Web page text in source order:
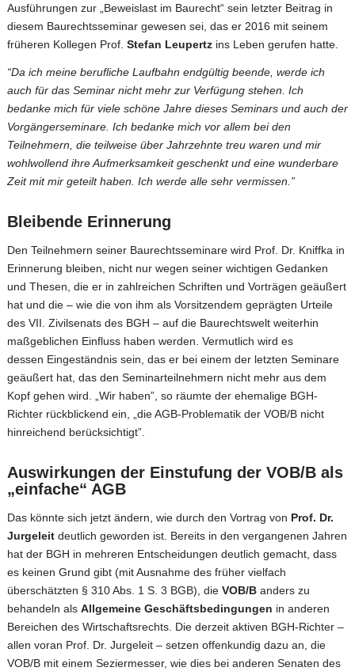
Ausführungen zur „Beweislast im Baurecht“ sein letzter Beitrag in
diesem Baurechtsseminar gewesen sei, das er 2016 mit seinem
früheren Kollegen Prof. Stefan Leupertzins Leben gerufen hatte.
“Da ich meine berufliche Laufbahn endgültig beende, werde ich
auch für das Seminar nicht mehr zur Verfügung stehen. Ich
bedanke mich für viele schöne Jahre dieses Seminars und auch der
Vorgängerseminare. Ich bedanke mich vor allem bei den
Teilnehmern, die teilweise über Jahrzehnte treu waren und mir
wohlwollend ihre Aufmerksamkeit geschenkt und eine wunderbare
Zeit mit mir geteilt haben. Ich werde alle sehr vermissen.”
Bleibende Erinnerung
Den Teilnehmern seiner Baurechtsseminare wird Prof. Dr. Kniffka in
Erinnerung bleiben, nicht nur wegen seiner wichtigen Gedanken
und Thesen, die er in zahlreichen Schriften und Vorträgen geäußert
hat und die – wie die von ihm als Vorsitzendem geprägten Urteile
des VII. Zivilsenats des BGH – auf die Baurechtswelt weiterhin
maßgeblichen Einfluss haben werden. Vermutlich wird es
dessen Eingeständnis sein, das er bei einem der letzten Seminare
geäußert hat, das den Seminarteilnehmern nicht mehr aus dem
Kopf gehen wird. „Wir haben”, so räumte der ehemalige BGH-
Richter rückblickend ein, „die AGB-Problematik der VOB/B nicht
hinreichend berücksichtigt”.
Auswirkungen der Einstufung der VOB/B als
„einfache“ AGB
Das könnte sich jetzt ändern, wie durch den Vortrag von Prof. Dr.
Jurgeleitdeutlich geworden ist. Bereits in den vergangenen Jahren
hat der BGH in mehreren Entscheidungen deutlich gemacht, dass
es keinen Grund gibt (mit Ausnahme des früher vielfach
überschätzten § 310 Abs. 1 S. 3 BGB), die VOB/Banders zu
behandeln als Allgemeine Geschäftsbedingungen in anderen
Bereichen des Wirtschaftsrechts. Die derzeit aktiven BGH-Richter –
allen voran Prof. Dr. Jurgeleit – setzen offenkundig dazu an, die
VOB/B mit einem Seziermesser, wie dies bei anderen Senaten des